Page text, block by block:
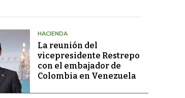
HACIENDA
La reunión del
vicepresidente Restrepo
con el embajador de
Colombia en Venezuela